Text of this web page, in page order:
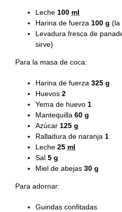
Leche 100 ml
Harina de fuerza 100 g (la
Levadura fresca de
sirve)
Para la masa de coca:
Harina de fuerza 325 g
Huevos 2
Yema de huevo 1
Mantequilla 60 g
Azúcar 125 g
Ralladura de naranja 1
Leche 25 ml
Sal 5 g
Miel de abejas 30 g
Para adornar:
Guindas confitadas